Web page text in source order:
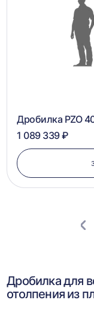
Дробилка PZO
1 089 339 ₽
Дробилка для
отолпения из